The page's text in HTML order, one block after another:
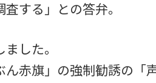
する」との答弁。
した。
赤旗」の強制勧誘の「